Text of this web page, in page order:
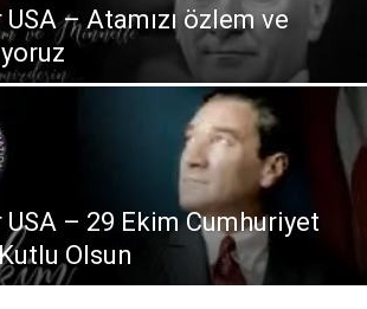
– Atamızı özlem ve
– 29 Ekim Cumhuriyet
Olsun